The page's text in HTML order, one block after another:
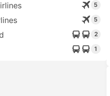
5
5
2
1